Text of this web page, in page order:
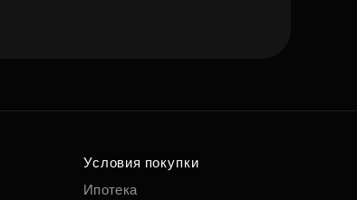
Условия покупки
Ипотека